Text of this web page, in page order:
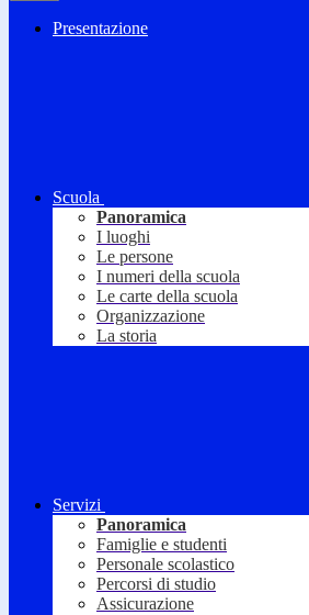
Presentazione
Scuola
Panoramica
I luoghi
Le persone
I numeri della scuola
Le carte della scuola
Organizzazione
La storia
Servizi
Panoramica
Famiglie e studenti
Personale scolastico
Percorsi di studio
Assicurazione